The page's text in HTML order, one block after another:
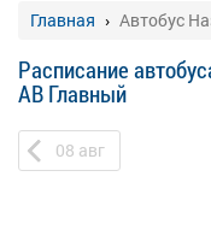
Главная Автобус
Расписание
АВ Главный
08 авг